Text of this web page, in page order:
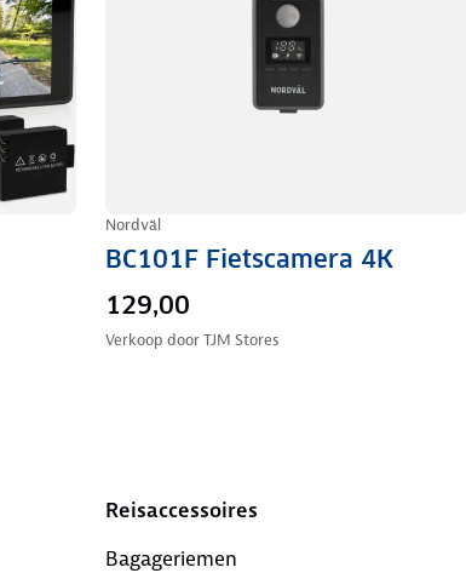
Nordväl
BC101F Fietscamera 4K
129,00
Verkoop doorTJM Stores
Reisaccessoires
Bagageriemen